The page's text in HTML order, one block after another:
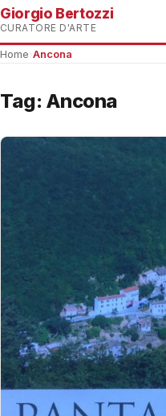
Giorgio Bertozzi
CURATORE D'ARTE
Home Ancona
Tag: Ancona